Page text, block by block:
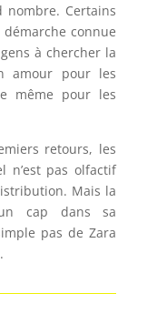
Certains
connue
à chercher la
amour pour les
même pour les
retours, les
n’est pas olfactif
Mais la
cap dans sa
pas de Zara